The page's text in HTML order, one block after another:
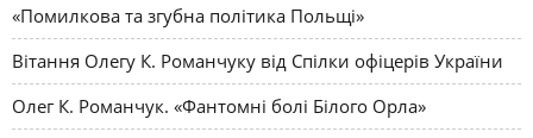
«Помилкова та згубна політика Польщі»
Вітання Олегу К. Романчуку від Спілки офіцерів України
Олег К. Романчук. «Фантомні болі Білого Орла»